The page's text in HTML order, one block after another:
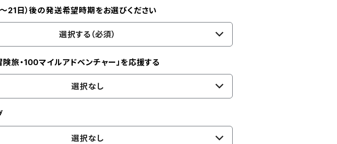
21日）後の発送希望時期をお選びください
選択する（必須）
険旅・100マイルアドベンチャー」を応援する
選択なし
選択なし